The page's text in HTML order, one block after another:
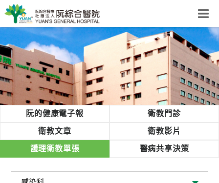
阮綜合醫院
粉絲團
網站導覽
Select Language ▼
回首頁
綜
阮的健康電子報 衛教門診
衛教文章 衛教影片
護理衛教單張 醫病共享決策